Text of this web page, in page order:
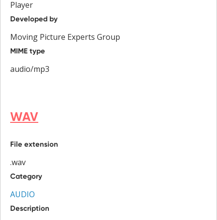
Player
Developed by
Moving Picture Experts Group
MIME type
audio/mp3
WAV
File extension
.wav
Category
AUDIO
Description